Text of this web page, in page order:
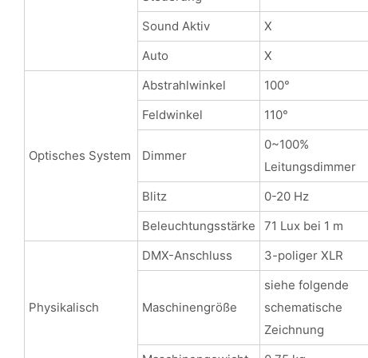
Sound Aktiv
X
Auto
X
Optisches System
Abstrahlwinkel
100°
Feldwinkel
110°
Dimmer
0~100%
Leitungsdimmer
Blitz
0-20 Hz
Beleuchtungsstärke
71 Lux bei 1 m
Physikalisch
DMX-Anschluss 3-poliger XLR
Maschinengröße
siehe folgende
schematische
Zeichnung